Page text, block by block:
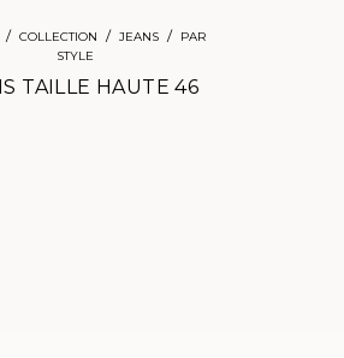
COLLECTION JEANS
PAR
STYLE
TAILLE HAUTE46